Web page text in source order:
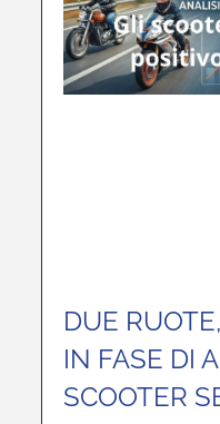
DUE
IN FASE DI
SCOOTER